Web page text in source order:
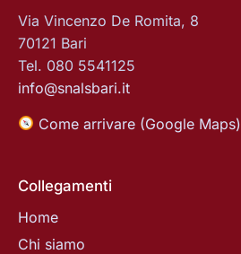
Via Vincenzo De Romita, 8
70121 Bari
Tel. 080 5541125
info@snalsbari.it
Come arrivare (Google Maps)
Collegamenti
Home
Chi siamo